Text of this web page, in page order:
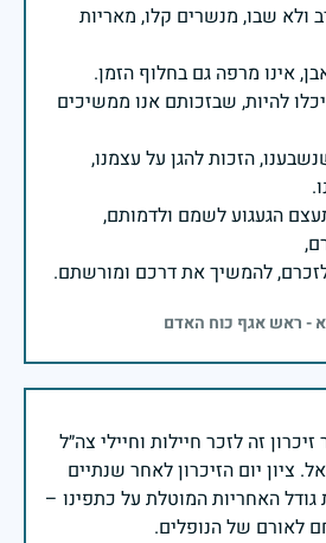
ולא שבו, מנשרים קלו, מאריות
להיות, שבזכותם אנו ממשיכים
הזכות להגן על עצמנו,
הגעגוע לשמם ולדמותם,
להמשיך את דרכם ומורשתם.
- ראש אגף כוח האדם
זה לזכר חיילות וחיילי צה״ל
ציון יום הזיכרון לאחר שנתיים
האחריות המוטלת על כתפינו –